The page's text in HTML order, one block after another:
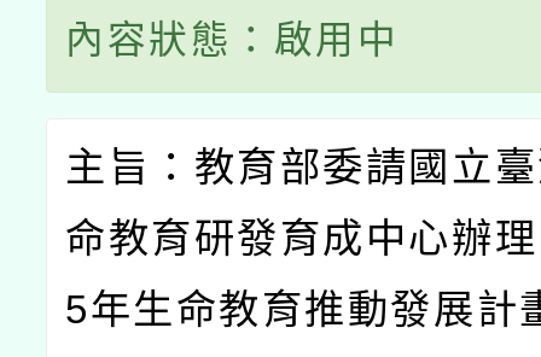
內容狀態：啟用中
主旨：教育部委請國立
命教育研發育成中心辦
5年生命教育推動發展計